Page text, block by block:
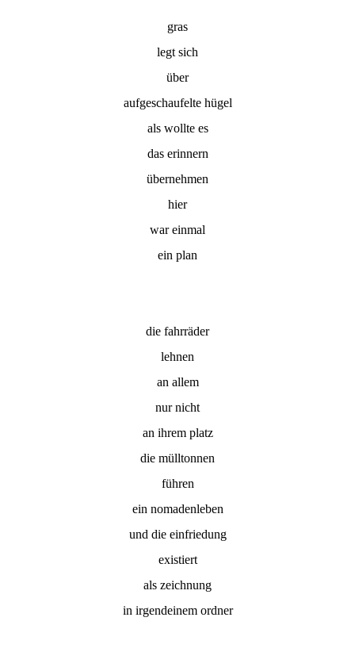
gras
legt sich
über
aufgeschaufelte hügel
als wollte es
das erinnern
übernehmen
hier
war einmal
ein plan
die fahrräder
lehnen
an allem
nur nicht
an ihrem platz
die mülltonnen
führen
ein nomadenleben
und die einfriedung
existiert
als zeichnung
in irgendeinem ordner